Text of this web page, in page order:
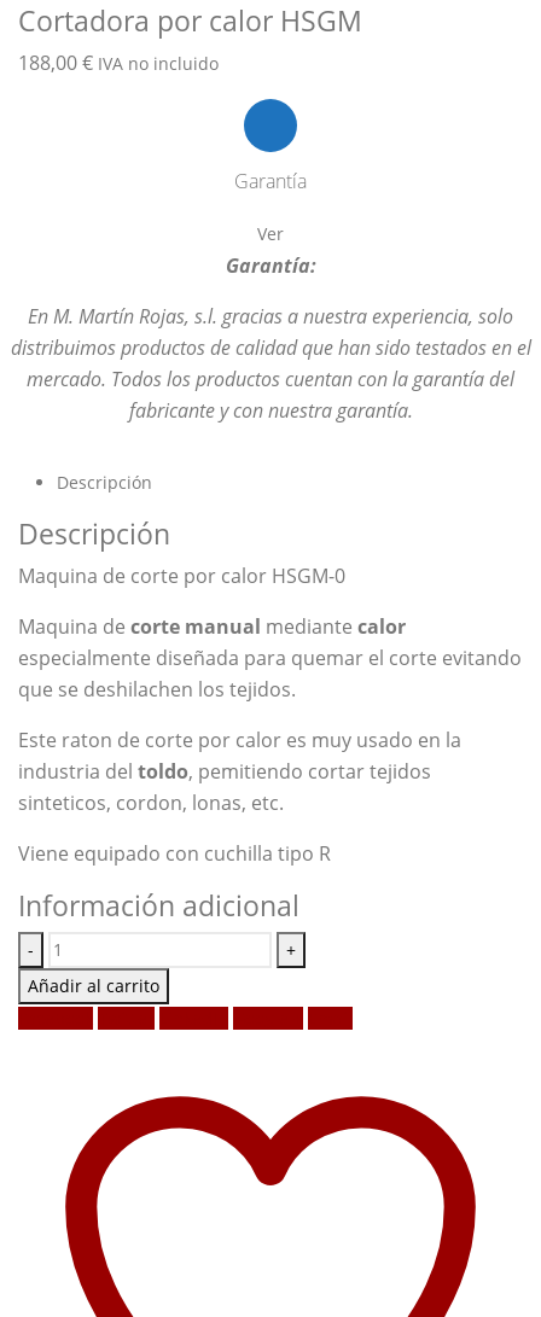
Cortadora por calor HSGM
188,00€ IVA no incluido
Garantía
Ver
Garantía:
En M. Martín Rojas, s.l. gracias a nuestra experiencia, solo
distribuimos productos de calidad que han sido testados en el
mercado. Todos los productos cuentan con la garantía del
fabricante y con nuestra garantía.
Descripción
Descripción
Maquina de corte por calor HSGM-0
Maquina de corte manual mediante calor
especialmente diseñada para quemar el corte evitando
que se deshilachen los tejidos.
Este raton de corte por calor es muy usado en la
industria del toldo, pemitiendo cortar tejidos
sinteticos, cordon, lonas, etc.
Viene equipado con cuchilla tipo R
Información adicional
-
+
Añadir al carrito